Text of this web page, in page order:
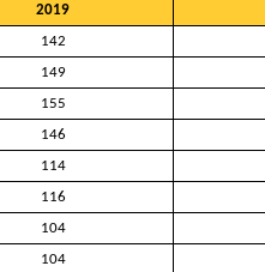
2019
142
149
155
146
114
116
104
104